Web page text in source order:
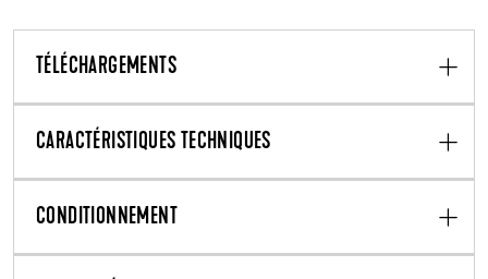
TÉLÉCHARGEMENTS
CARACTÉRISTIQUES TECHNIQUES
CONDITIONNEMENT